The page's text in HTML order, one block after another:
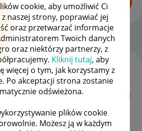
cookie, aby umożliwić Ci
naszej strony, poprawiać jej
oraz przetwarzać informacje
Twoich danych
oraz niektórzy partnerzy, z
Kliknij tutaj, aby
więcej o tym, jak korzystamy z
Po akceptacji strona zostanie
odświeżona.
plików cookie
Możesz ją w każdym
OPCJE
WSZYSTKIE TEMATY